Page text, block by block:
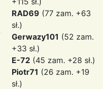
RAD69 (77 zam. +63
sł.)
Gerwazy101 (52 zam.
+33 sł.)
E-72 (45 zam. +28 sł.)
Piotr71 (26 zam. +19
sł.)